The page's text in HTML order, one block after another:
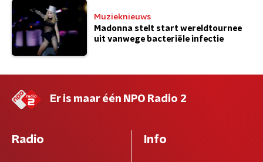
Muzieknieuws
Madonna stelt start wereldtournee
uit vanwege bacteriële infectie
Er is maar één NPO Radio 2
Radio Info